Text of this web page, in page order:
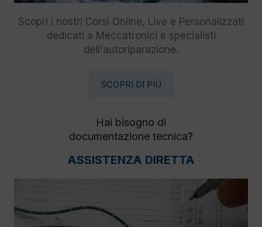
Scopri i nostri Corsi Online, Live e Personalizzati
dedicati a Meccatronici e specialisti
dell'autoriparazione.
SCOPRI DI PIÙ
Hai bisogno di
documentazione tecnica?
ASSISTENZA DIRETTA